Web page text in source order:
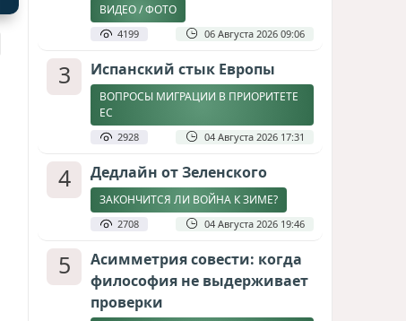
ВИДЕО / ФОТО
4199 06 Августа 2026 09:06
3 Испанский стык Европы
ВОПРОСЫ МИГРАЦИИ В ПРИОРИТЕТЕ
ЕС
2928 04 Августа 2026 17:31
4 Дедлайн от Зеленского
ЗАКОНЧИТСЯ ЛИ ВОЙНА К ЗИМЕ?
2708 04 Августа 2026 19:46
5
Асимметрия совести: когда
философия не выдерживает
проверки